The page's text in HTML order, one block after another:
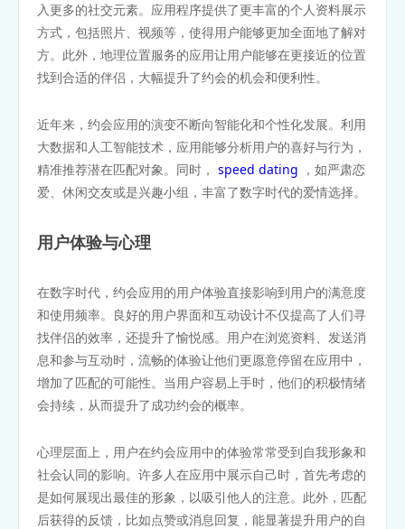
入更多的社交元素。应用程序提供了更丰富的个人资料展示
方式，包括照片、视频等，使得用户能够更加全面地了解对
方。此外，地理位置服务的应用让用户能够在更接近的位置
找到合适的伴侣，大幅提升了约会的机会和便利性。
近年来，约会应用的演变不断向智能化和个性化发展。利用
大数据和人工智能技术，应用能够分析用户的喜好与行为，
精准推荐潜在匹配对象。同时， speed dating ，如严肃恋
爱、休闲交友或是兴趣小组，丰富了数字时代的爱情选择。
用户体验与心理
在数字时代，约会应用的用户体验直接影响到用户的满意度
和使用频率。良好的用户界面和互动设计不仅提高了人们寻
找伴侣的效率，还提升了愉悦感。用户在浏览资料、发送消
息和参与互动时，流畅的体验让他们更愿意停留在应用中，
增加了匹配的可能性。当用户容易上手时，他们的积极情绪
会持续，从而提升了成功约会的概率。
心理层面上，用户在约会应用中的体验常常受到自我形象和
社会认同的影响。许多人在应用中展示自己时，首先考虑的
是如何展现出最佳的形象，以吸引他人的注意。此外，匹配
后获得的反馈，比如点赞或消息回复，能显著提升用户的自